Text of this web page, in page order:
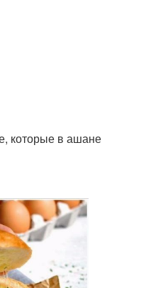
которые в ашане